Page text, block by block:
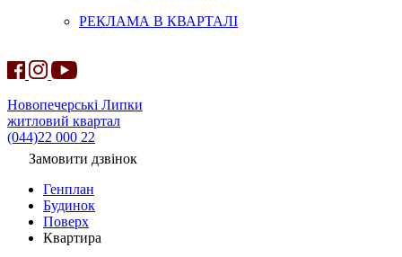
РЕКЛАМА В КВАРТАЛІ
Новопечерські Липки
житловий квартал
(044)22 000 22
Замовити дзвінок
Генплан
Будинок
Поверх
Квартира